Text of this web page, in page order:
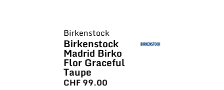
Birkenstock
Birkenstock
Madrid Birko
Flor Graceful
Taupe
CHF99.00